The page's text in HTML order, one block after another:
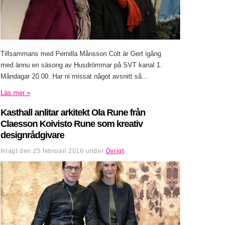
Tillsammans med Pernilla Månsson Colt är Gert igång
med ännu en säsong av Husdrömmar på SVT kanal 1.
Måndagar 20.00. Har ni missat något avsnitt så...
Läs mer »
Kasthall anlitar arkitekt Ola Rune från
Claesson Koivisto Rune som kreativ
designrådgivare
Inlagt den 25 februari 2016 under Övrigt.